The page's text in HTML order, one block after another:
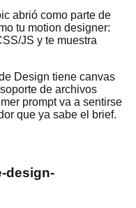
abrió como parte de
tu motion designer:
JS y te muestra
Design tiene canvas
de archivos
prompt va a sentirse
que ya sabe el brief.
design-